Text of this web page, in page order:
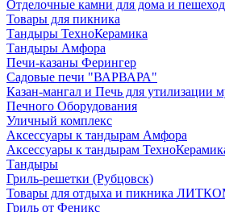
Отделочные камни для дома и
Товары для пикника
Тандыры ТехноКерамика
Тандыры Амфора
Печи-казаны Ферингер
Садовые печи "ВАРВАРА"
Казан-мангал и Печь для утилизации
Печного Оборудования
Уличный комплекс
Аксессуары к тандырам Амфора
Аксессуары к тандырам
Тандыры
Гриль-решетки (Рубцовск)
Товары для отдыха и пикника
Гриль от Феникс